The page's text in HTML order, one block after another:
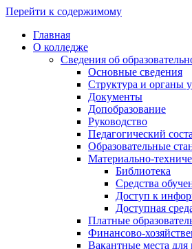
Перейти к содержимому
Главная
О колледже
Сведения об
Основные сведения
Структура и органы
Документы
Допобразование
Руководство
Педагогический
Образовательные
Материально-
Библиотека
Средства
Доступ к
Доступная
Платные
Финансово-
Вакантные места для